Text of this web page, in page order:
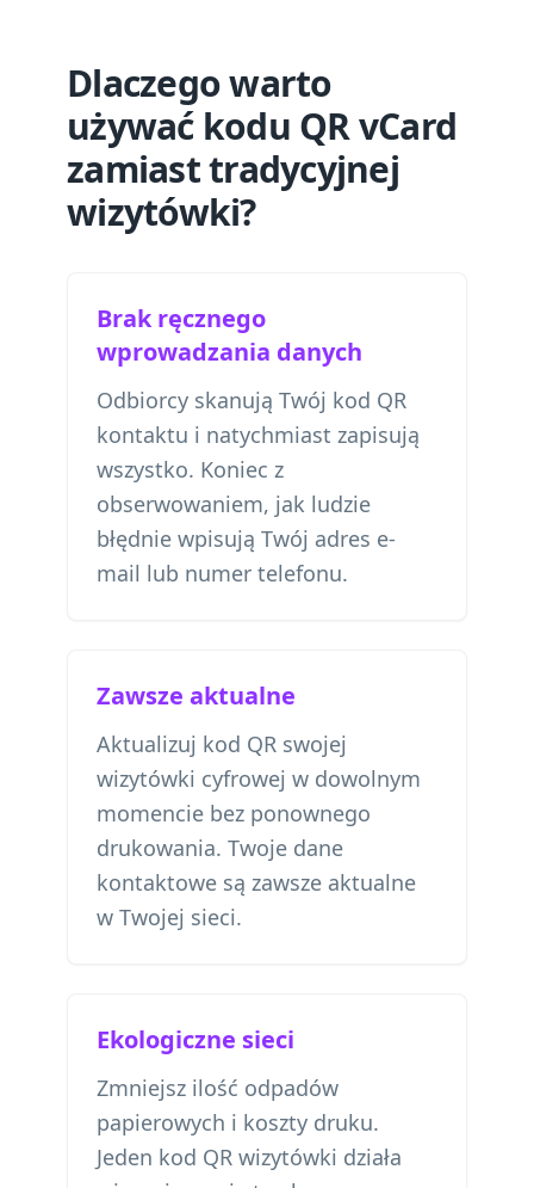
Dlaczego warto
używać kodu QR vCard
zamiast tradycyjnej
wizytówki?
Brak ręcznego
wprowadzania danych
Odbiorcy skanują Twój kod QR
kontaktu i natychmiast zapisują
wszystko. Koniec z
obserwowaniem, jak ludzie
błędnie wpisują Twój adres e-
mail lub numer telefonu.
Zawsze aktualne
Aktualizuj kod QR swojej
wizytówki cyfrowej w dowolnym
momencie bez ponownego
drukowania. Twoje dane
kontaktowe są zawsze aktualne
w Twojej sieci.
Ekologiczne sieci
Zmniejsz ilość odpadów
papierowych i koszty druku.
Jeden kod QR wizytówki działa